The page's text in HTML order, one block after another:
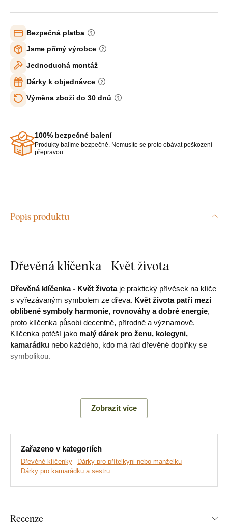
Bezpečná platba
Jsme přímý výrobce
Jednoduchá montáž
Dárky k objednávce
Výměna zboží do 30 dnů
100% bezpečné balení
Produkty balíme bezpečně. Nemusíte se proto obávat poškození
přepravou.
Popis produktu
Dřevěná klíčenka - Květ života
Dřevěná klíčenka - Květ životaje praktický přívěsek na klíče
s vyřezávaným symbolem ze dřeva. Květ života patří mezi
oblíbené symboly harmonie, rovnováhy a dobré energie,
proto klíčenka působí decentně, přírodně a významově.
Klíčenka potěší jako malý dárek pro ženu, kolegyni,
kamarádku nebo každého, kdo má rád dřevěné doplňky se
symbolikou.
Hlavní výhody produktu:
Vyřezávaný motiv květu života
Vyrobeno z bukového dřeva
Lehký a praktický přívěsek na klíče
Vhodná jako malý dárek
Produkt je vyroben z pevného, odolného bukového dřeva,
Zobrazit více
Zařazeno v kategoriích
Dřevěné klíčenky
Dárky pro přítelkyni nebo manželku
Dárky pro kamarádku a sestru
Recenze